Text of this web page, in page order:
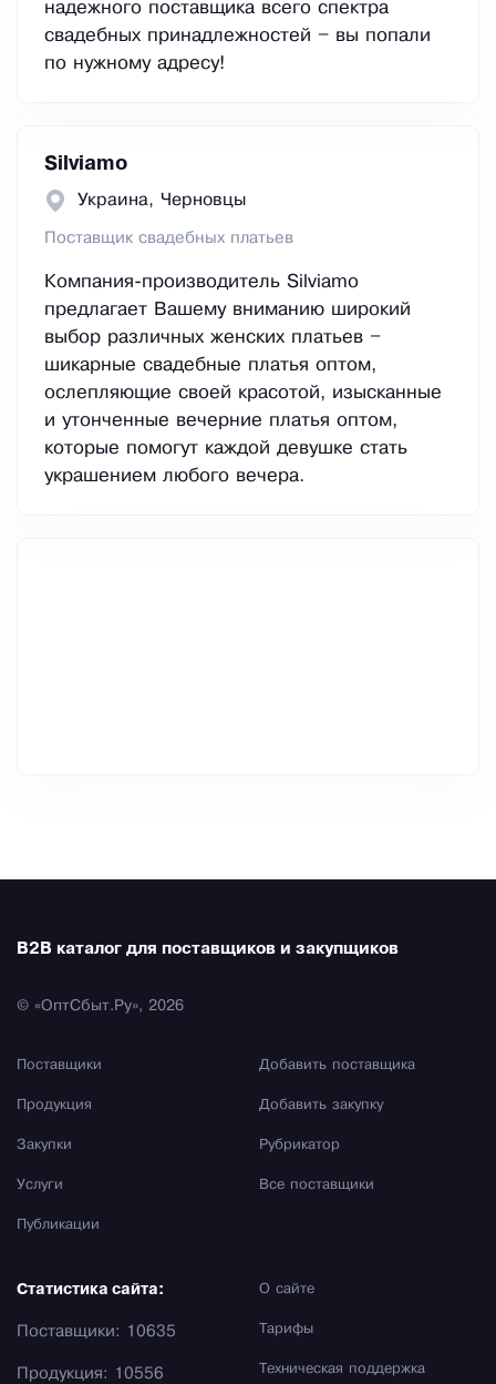
надежного поставщика всего спектра
свадебных принадлежностей – вы попали
по нужному адресу!
Silviamo
Украина, Черновцы
Поставщик свадебных платьев
Компания-производитель Silviamo
предлагает Вашему вниманию широкий
выбор различных женских платьев –
шикарные свадебные платья оптом,
ослепляющие своей красотой, изысканные
и утонченные вечерние платья оптом,
которые помогут каждой девушке стать
украшением любого вечера.
B2B каталог для поставщиков и закупщиков
© «ОптСбыт.Ру», 2026
Поставщики
Продукция
Закупки
Услуги
Публикации
Добавить поставщика
Добавить закупку
Рубрикатор
Все поставщики
О сайте
Тарифы
Техническая поддержка
Статистика сайта:
Поставщики: 10635
Продукция: 10556